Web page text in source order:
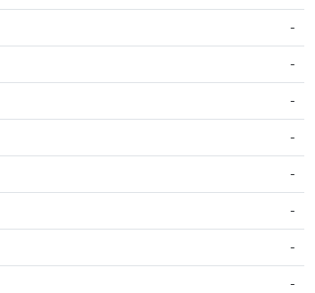
-
-
-
-
-
-
-
-